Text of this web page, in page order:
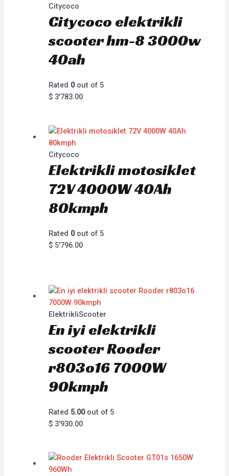
Citycoco
Citycoco elektrikli
scooter hm-8 3000w
40ah
Rated 0out of 5
$ 3'783.00
Citycoco
Elektrikli motosiklet
72V 4000W 40Ah
80kmph
Rated 0out of 5
$ 5'796.00
ElektrikliScooter
En iyi elektrikli
scooter Rooder
r803o16 7000W
90kmph
Rated 5.00out of 5
$ 3'930.00